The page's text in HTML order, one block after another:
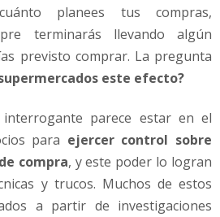
planees tus compras,
terminarás llevando algún
previsto comprar. La pregunta
este efecto?
parece estar en el
para ejercer control sobre
compra, y este poder lo logran
y trucos. Muchos de estos
a partir de investigaciones